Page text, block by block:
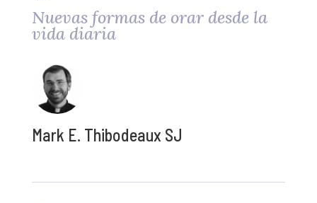
Nuevas formas de orar desde la
vida diaria
Mark E. Thibodeaux SJ